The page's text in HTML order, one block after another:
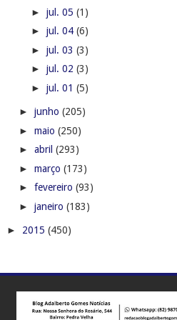
► jul. 05 (1)
► jul. 04 (6)
► jul. 03 (3)
► jul. 02 (3)
► jul. 01 (5)
► junho (205)
► maio (250)
► abril (293)
► março (173)
► fevereiro (93)
► janeiro (183)
► 2015 (450)